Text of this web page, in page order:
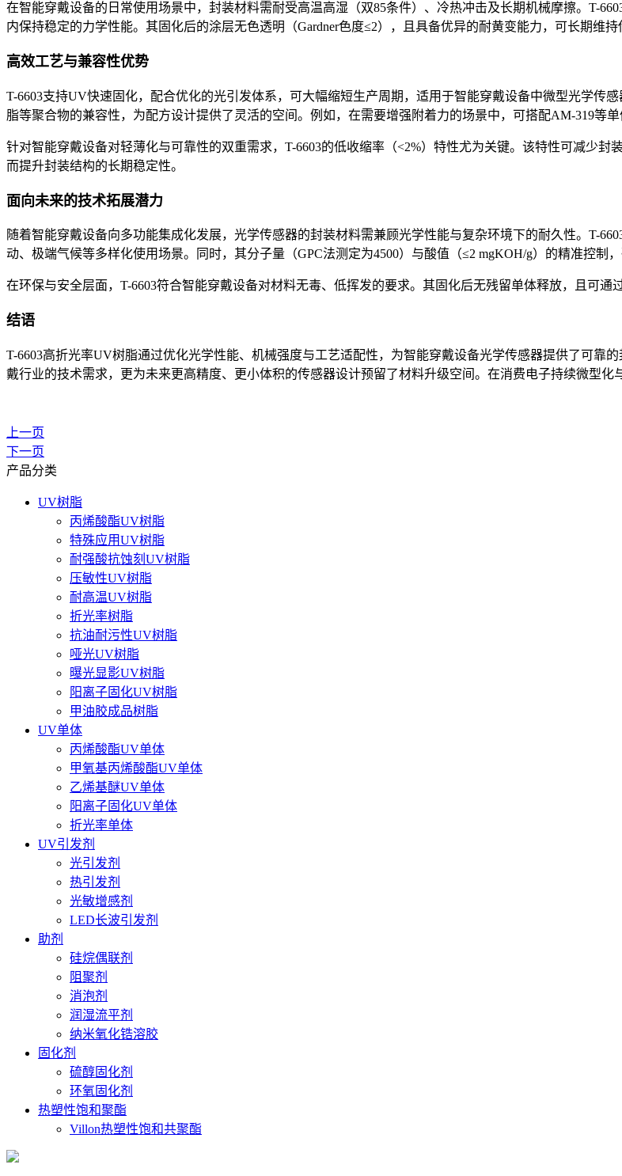
在智能穿戴设备的日常使用场景中，封装材料需耐受高温高湿（双85条件）、冷热冲击及长期机械摩擦。T-
内保持稳定的力学性能。其固化后的涂层无色透明（Gardner色度≤2），且具备优异的耐黄变能力，可长期维持
高效工艺与兼容性优势
T-6603支持UV快速固化，配合优化的光引发体系，可大幅缩短生产周期，适用于智能穿戴设备中微型光学传
脂等聚合物的兼容性，为配方设计提供了灵活的空间。例如，在需要增强附着力的场景中，可搭配AM-319等
针对智能穿戴设备对轻薄化与可靠性的双重需求，T-6603的低收缩率（<2%）特性尤为关键。该特性可减少
而提升封装结构的长期稳定性。
面向未来的技术拓展潜力
随着智能穿戴设备向多功能集成化发展，光学传感器的封装材料需兼顾光学性能与复杂环境下的耐久性。T-
动、极端气候等多样化使用场景。同时，其分子量（GPC法测定为4500）与酸值（≤2 mgKOH/g）的精准控制
在环保与安全层面，T-6603符合智能穿戴设备对材料无毒、低挥发的要求。其固化后无残留单体释放，且可通
结语
T-6603高折光率UV树脂通过优化光学性能、机械强度与工艺适配性，为智能穿戴设备光学传感器提供了可靠
戴行业的技术需求，更为未来更高精度、更小体积的传感器设计预留了材料升级空间。在消费电子持续微型化
上一页
下一页
产品分类
UV树脂
丙烯酸酯UV树脂
特殊应用UV树脂
耐强酸抗蚀刻UV树脂
压敏性UV树脂
耐高温UV树脂
折光率树脂
抗油耐污性UV树脂
哑光UV树脂
曝光显影UV树脂
阳离子固化UV树脂
甲油胶成品树脂
UV单体
丙烯酸酯UV单体
甲氧基丙烯酸酯UV单体
乙烯基醚UV单体
阳离子固化UV单体
折光率单体
UV引发剂
光引发剂
热引发剂
光敏增感剂
LED长波引发剂
助剂
硅烷偶联剂
阻聚剂
消泡剂
润湿流平剂
纳米氧化锆溶胶
固化剂
硫醇固化剂
环氧固化剂
热塑性饱和聚酯
Villon热塑性饱和共聚酯